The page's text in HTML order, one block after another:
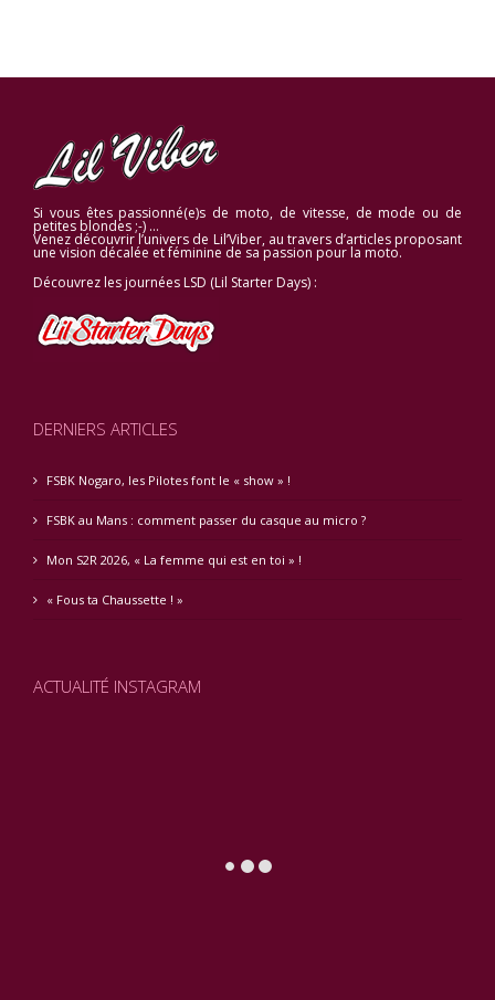
Si vous êtes passionné(e)s de moto, de vitesse, de mode ou de
petites blondes ;-) …
Venez découvrir l’univers de Lil’Viber, au travers d’articles proposant
une vision décalée et féminine de sa passion pour la moto.
Découvrez les journées LSD (Lil Starter Days) :
DERNIERS ARTICLES
FSBK Nogaro, les Pilotes font le « show » !
FSBK au Mans : comment passer du casque au micro ?
Mon S2R 2026, « La femme qui est en toi » !
« Fous ta Chaussette ! »
ACTUALITÉ INSTAGRAM